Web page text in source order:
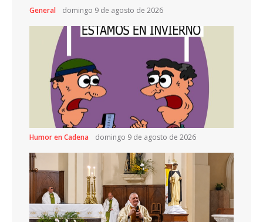
General domingo 9 de agosto de 2026
Humor en Cadena domingo 9 de agosto de 2026